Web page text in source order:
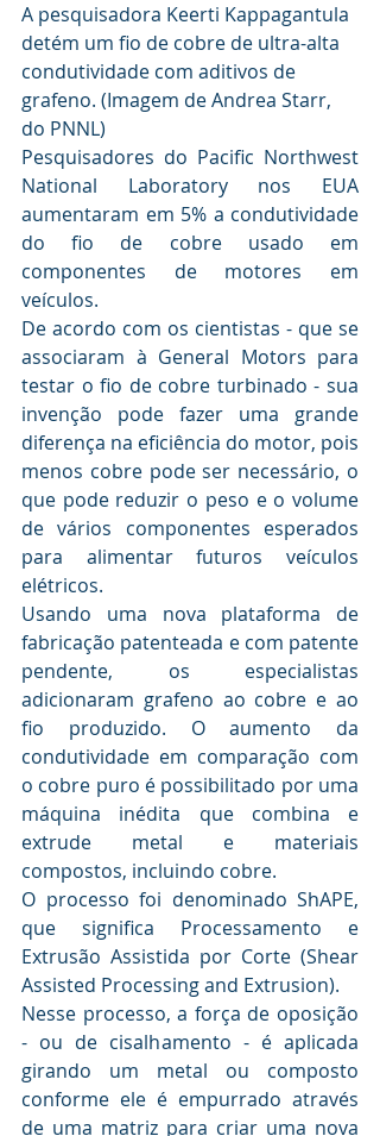
A pesquisadora Keerti Kappagantula
detém um fio de cobre de ultra-alta
condutividade com aditivos de
grafeno. (Imagem de Andrea Starr,
do PNNL)
Pesquisadores do Pacific Northwest
National Laboratory nos EUA
aumentaram em 5% a condutividade
do fio de cobre usado em
componentes de motores em
veículos.
De acordo com os cientistas - que se
associaram à General Motors para
testar o fio de cobre turbinado - sua
invenção pode fazer uma grande
diferença na eficiência do motor, pois
menos cobre pode ser necessário, o
que pode reduzir o peso e o volume
de vários componentes esperados
para alimentar futuros veículos
elétricos.
Usando uma nova plataforma de
fabricação patenteada e com patente
pendente, os especialistas
adicionaram grafeno ao cobre e ao
fio produzido. O aumento da
condutividade em comparação com
o cobre puro é possibilitado por uma
máquina inédita que combina e
extrude metal e materiais
compostos, incluindo cobre.
O processo foi denominado ShAPE,
que significa Processamento e
Extrusão Assistida por Corte (Shear
Assisted Processing and Extrusion).
Nesse processo, a força de oposição
- ou de cisalhamento - é aplicada
girando um metal ou composto
conforme ele é empurrado através
de uma matriz para criar uma nova